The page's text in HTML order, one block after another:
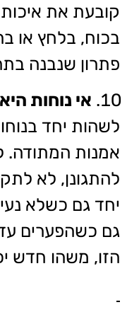
קובעת את
בכוח, בלחץ או
פתרון שנבנה
אי נוחות
לשהות יחד
אמנות המתודה.
להתגונן, לא
יחד גם כשלא
גם כשהפערים
הזו, משהו חדש